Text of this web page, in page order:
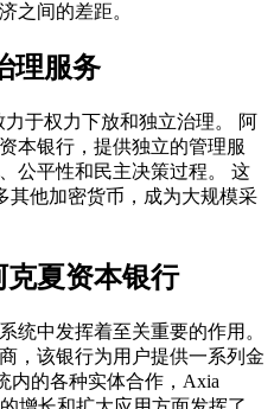
之间的差距。
理服务
于权力下放和独立治理。 阿
本银行，提供独立的管理服
公平性和民主决策过程。 这
其他加密货币，成为大规模采
夏资本银行
统中发挥着至关重要的作用。
，该银行为用户提供一系列金
内的各种实体合作，Axia